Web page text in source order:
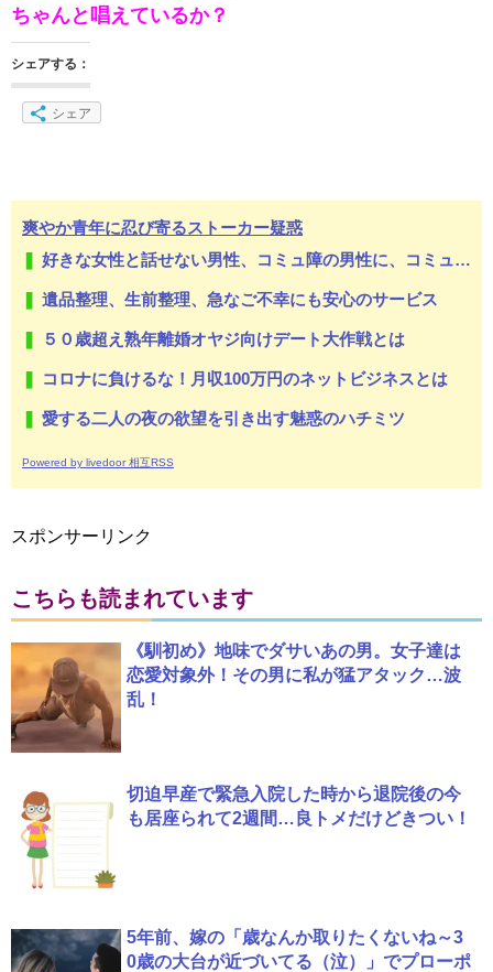
ちゃんと唱えているか？
シェアする：
シェア
爽やか青年に忍び寄るストーカー疑惑
好きな女性と話せない男性、コミュ障の男性に、コミュ力向上セラピー講座
遺品整理、生前整理、急なご不幸にも安心のサービス
５０歳超え熟年離婚オヤジ向けデート大作戦とは
コロナに負けるな！月収100万円のネットビジネスとは
愛する二人の夜の欲望を引き出す魅惑のハチミツ
Powered by livedoor 相互RSS
スポンサーリンク
こちらも読まれています
《馴初め》地味でダサいあの男。女子達は
恋愛対象外！その男に私が猛アタック…波
乱！
切迫早産で緊急入院した時から退院後の今
も居座られて2週間…良トメだけどきつい！
5年前、嫁の「歳なんか取りたくないね～3
0歳の大台が近づいてる（泣）」でプローポ